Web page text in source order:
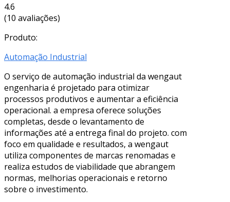
4.6
(10 avaliações)
Produto:
Automação Industrial
O serviço de automação industrial da wengaut
engenharia é projetado para otimizar
processos produtivos e aumentar a eficiência
operacional. a empresa oferece soluções
completas, desde o levantamento de
informações até a entrega final do projeto. com
foco em qualidade e resultados, a wengaut
utiliza componentes de marcas renomadas e
realiza estudos de viabilidade que abrangem
normas, melhorias operacionais e retorno
sobre o investimento.